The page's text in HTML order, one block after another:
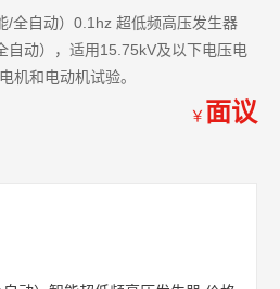
/全自动）0.1hz 超低频高压发生器
自动），适用15.75kV及以下电压电
机和电动机试验。
￥ 面议